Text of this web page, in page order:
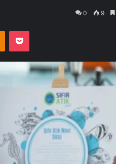
0 9
Odnoklassniki
Pocket